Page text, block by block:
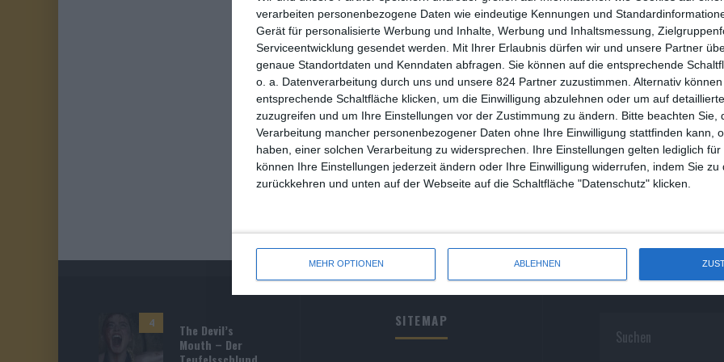
verarbeiten personenbezogene Daten wie eindeutige Kennungen und
Gerät für personalisierte Werbung und Inhalte, Werbung und Inhaltsmessung,
Serviceentwicklung gesendet werden.
Mit Ihrer Erlaubnis dürfen wir und unsere Partner
genaue Standortdaten und Kenndaten abfragen. Sie können auf die entsprechende
o. a. Datenverarbeitung durch uns und unsere 824 Partner zuzustimmen. Alternativ
entsprechende Schaltfläche klicken, um die Einwilligung abzulehnen oder um auf
zuzugreifen und um Ihre Einstellungen vor der Zustimmung zu ändern.
Bitte beachten Sie,
Verarbeitung mancher personenbezogener Daten ohne Ihre Einwilligung stattfinden kann,
haben, einer solchen Verarbeitung zu widersprechen. Ihre Einstellungen gelten lediglich
können Ihre Einstellungen jederzeit ändern oder Ihre Einwilligung widerrufen, indem Sie zu
zurückkehren und unten auf der Webseite auf die Schaltfläche "Datenschutz" klicken.
MEHR OPTIONEN ABLEHNEN
4
The Devil’s
Mouth – Der
SITEMAP